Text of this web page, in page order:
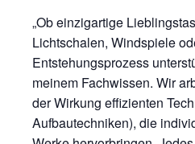
„Ob einzigartige
Lichtschalen, Windspiele
Entstehungsprozess
meinem Fachwissen. Wir
der Wirkung effizienten
Aufbautechniken), die